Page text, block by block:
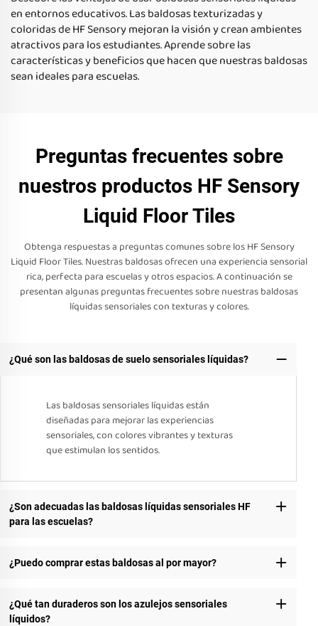
en entornos educativos. Las baldosas texturizadas y
coloridas de HF Sensory mejoran la visión y crean ambientes
atractivos para los estudiantes. Aprende sobre las
características y beneficios que hacen que nuestras baldosas
sean ideales para escuelas.
Preguntas frecuentes sobre
nuestros productos HF Sensory
Liquid Floor Tiles
Obtenga respuestas a preguntas comunes sobre los HF Sensory
Liquid Floor Tiles. Nuestras baldosas ofrecen una experiencia sensorial
rica, perfecta para escuelas y otros espacios. A continuación se
presentan algunas preguntas frecuentes sobre nuestras baldosas
líquidas sensoriales con texturas y colores.
¿Qué son las baldosas de suelo sensoriales líquidas?
Las baldosas sensoriales líquidas están
diseñadas para mejorar las experiencias
sensoriales, con colores vibrantes y texturas
que estimulan los sentidos.
¿Son adecuadas las baldosas líquidas sensoriales HF
para las escuelas?
¿Puedo comprar estas baldosas al por mayor?
¿Qué tan duraderos son los azulejos sensoriales
líquidos?